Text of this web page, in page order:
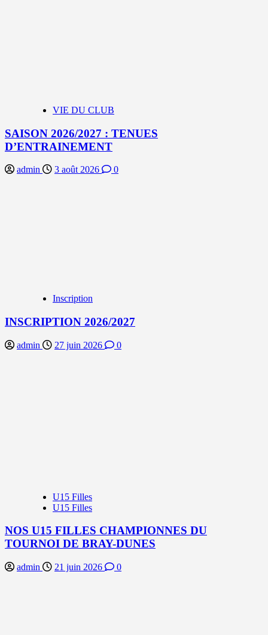
VIE DU CLUB
SAISON 2026/2027 : TENUES
D’ENTRAINEMENT
admin 3 août 2026 0
Inscription
INSCRIPTION 2026/2027
admin 27 juin 2026 0
U15 Filles
U15 Filles
NOS U15 FILLES CHAMPIONNES DU
TOURNOI DE BRAY-DUNES
admin 21 juin 2026 0